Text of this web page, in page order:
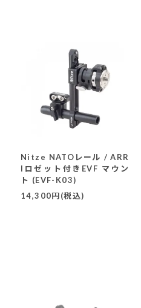
Nitze NATOレール / ARR
Iロゼット付きEVF マウン
ト (EVF-K03)
14,300円(税込)